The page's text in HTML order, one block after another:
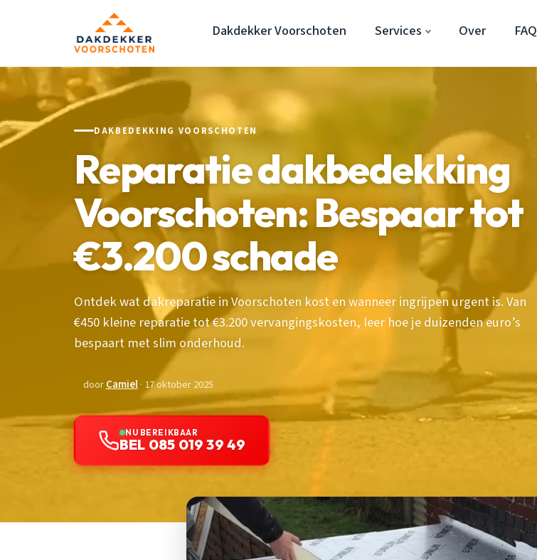
Dakdekker Voorschoten Services Over FAQ
DAKBEDEKKING VOORSCHOTEN
Reparatie dakbedekking
Voorschoten: Bespaar tot
€3.200 schade
Ontdek wat dakreparatie in Voorschoten kost en wanneer ingrijpen urgent is. Van
€450 kleine reparatie tot €3.200 vervangingskosten, leer hoe je duizenden euro’s
bespaart met slim onderhoud.
doorCamiel· 17 oktober 2025
NU BEREIKBAAR
BEL 085 019 39 49